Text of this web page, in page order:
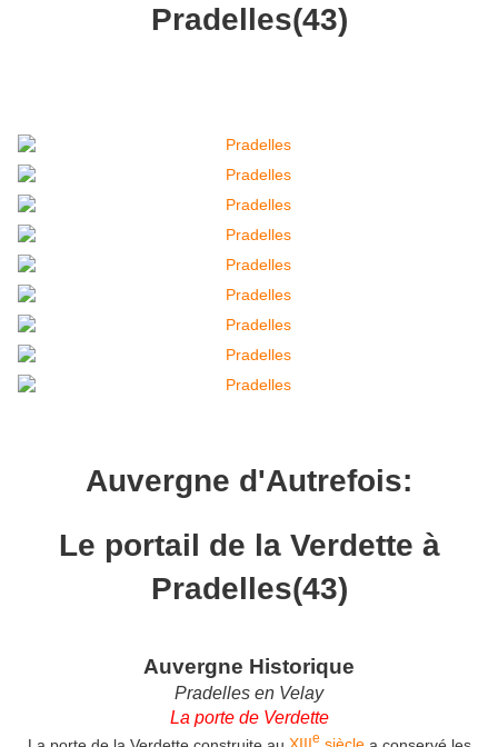
Pradelles(43)
Auvergne d'Autrefois:
Le portail de la Verdette à
Pradelles(43)
Auvergne Historique
Pradelles en Velay
La porte de Verdette
e